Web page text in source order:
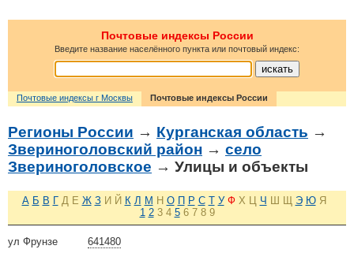
Почтовые индексы России
Введите название населённого пункта или почтовый индекс:
Почтовые индексы г Москвы Почтовые индексы России
Регионы России → Курганская область →
Звериноголовский район → село
Звериноголовское → Улицы и объекты
А Б В Г Д Е Ж З И Й К Л М Н О П Р С Т У Ф Х Ц Ч Ш Щ Э Ю Я
1 2 3 4 5 6 7 8 9
641480
ул Фрунзе